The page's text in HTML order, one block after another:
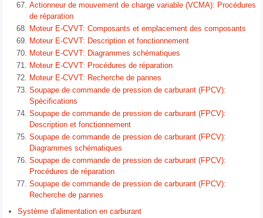
Actionneur de mouvement de charge variable (VCMA): Procédures
de réparation
Moteur E-CVVT: Composants et emplacement des composants
Moteur E-CVVT: Description et fonctionnement
Moteur E-CVVT: Diagrammes schématiques
Moteur E-CVVT: Procédures de réparation
Moteur E-CVVT: Recherche de pannes
Soupape de commande de pression de carburant (FPCV):
Spécifications
Soupape de commande de pression de carburant (FPCV):
Description et fonctionnement
Soupape de commande de pression de carburant (FPCV):
Diagrammes schématiques
Soupape de commande de pression de carburant (FPCV):
Procédures de réparation
Soupape de commande de pression de carburant (FPCV):
Recherche de pannes
Système d′alimentation en carburant